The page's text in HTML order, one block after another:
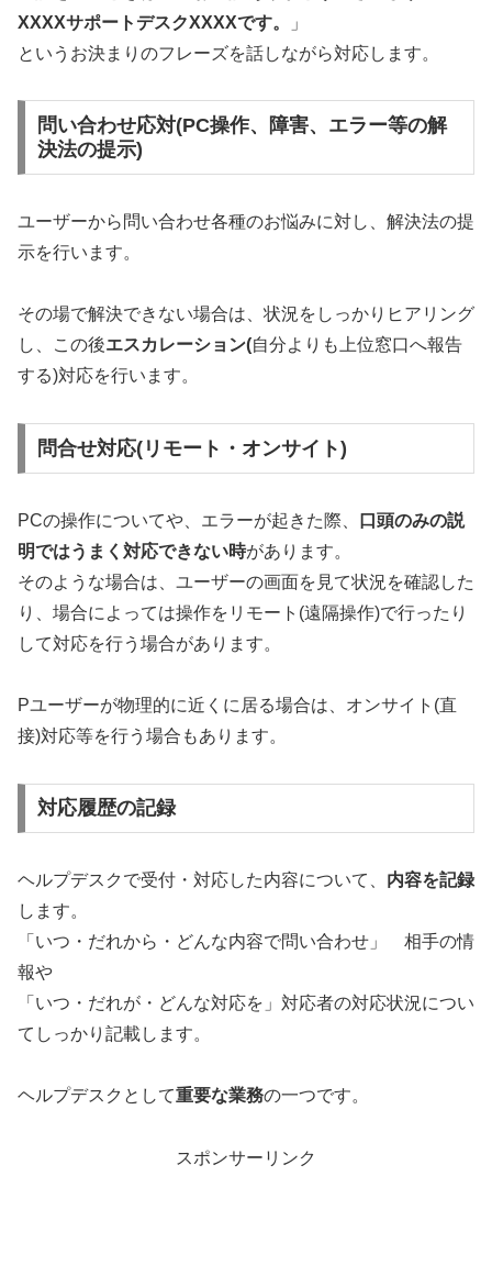
XXXXサポートデスクXXXXです。
」
というお決まりのフレーズを話しながら対応します。
問い合わせ応対(PC操作、障害、エラー等の解
決法の提示)
ユーザーから問い合わせ各種のお悩みに対し、解決法の提
示を行います。
その場で解決できない場合は、状況をしっかりヒアリング
し、この後エスカレーション(自分よりも上位窓口へ報告
する)対応を行います。
問合せ対応(リモート・オンサイト)
PCの操作についてや、エラーが起きた際、
口頭のみの説
明ではうまく対応できない時があります。
そのような場合は、ユーザーの画面を見て状況を確認した
り、場合によっては操作をリモート(遠隔操作)で行ったり
して対応を行う場合があります。
Pユーザーが物理的に近くに居る場合は、オンサイト(直
接)対応等を行う場合もあります。
対応履歴の記録
ヘルプデスクで受付・対応した内容について、 内容を記録
します。
「いつ・だれから・どんな内容で問い合わせ」 相手の情
報や
「いつ・だれが・どんな対応を」対応者の対応状況につい
てしっかり記載します。
ヘルプデスクとして重要な業務の一つです。
スポンサーリンク